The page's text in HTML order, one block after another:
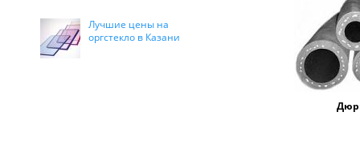
Лучшие цены на
оргстекло в Казани